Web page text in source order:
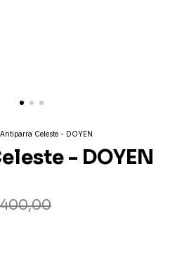
Antiparra Celeste - DOYEN
- DOYEN